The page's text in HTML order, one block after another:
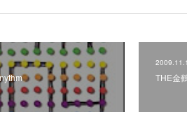
THE金